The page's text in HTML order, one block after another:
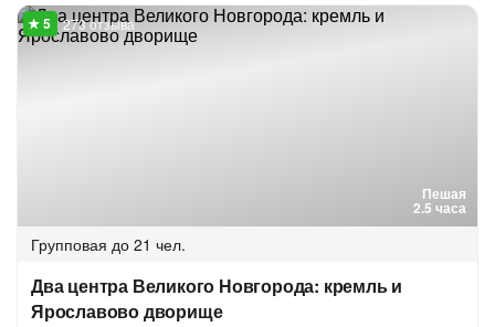
Пешая
2.5 часа
273 отзыва
Групповая до 21 чел.
Два центра Великого Новгорода: кремль и
Ярославово дворище